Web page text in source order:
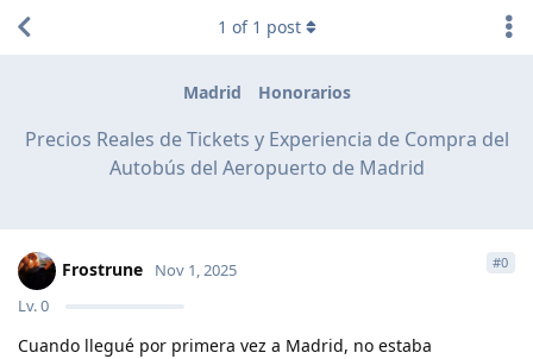
Madrid Honorarios
Precios Reales de Tickets y Experiencia de Compra del
Autobús del Aeropuerto de Madrid
1 of 1 post
Frostrune
Lv.0
Nov 1, 2025 #0
Cuando llegué por primera vez a Madrid, no estaba